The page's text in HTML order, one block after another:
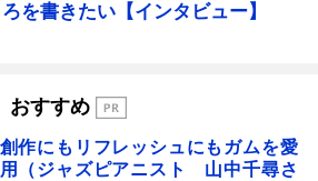
を書きたい【インタビュー】
おすすめ
創作にもリフレッシュにもガムを愛
用（ジャズピアニスト 山中千尋さ